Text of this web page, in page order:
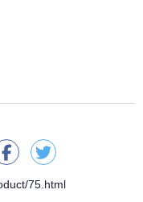
75.html